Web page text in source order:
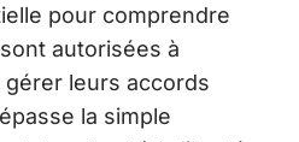
pour comprendre
autorisées à
leurs accords
la simple